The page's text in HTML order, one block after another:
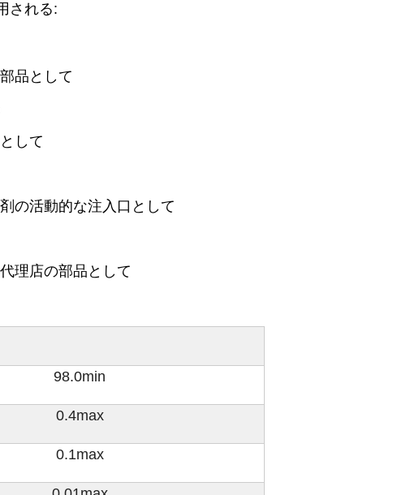
される:
品として
して
の活動的な注入口として
理店の部品として
98.0min
0.4max
0.1max